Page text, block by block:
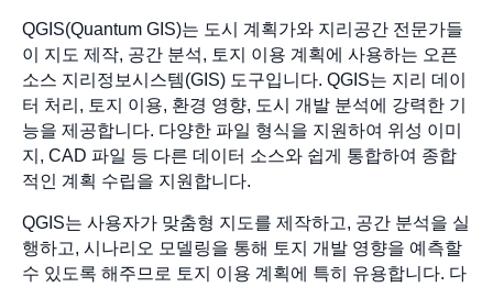
QGIS(Quantum GIS)는 도시 계획가와 지리공간 전문가들
이 지도 제작, 공간 분석, 토지 이용 계획에 사용하는 오픈
소스 지리정보시스템(GIS) 도구입니다. QGIS는 지리 데이
터 처리, 토지 이용, 환경 영향, 도시 개발 분석에 강력한 기
능을 제공합니다. 다양한 파일 형식을 지원하여 위성 이미
지, CAD 파일 등 다른 데이터 소스와 쉽게 통합하여 종합
적인 계획 수립을 지원합니다.
QGIS는 사용자가 맞춤형 지도를 제작하고, 공간 분석을 실
행하고, 시나리오 모델링을 통해 토지 개발 영향을 예측할
수 있도록 해주므로 토지 이용 계획에 특히 유용합니다. 다